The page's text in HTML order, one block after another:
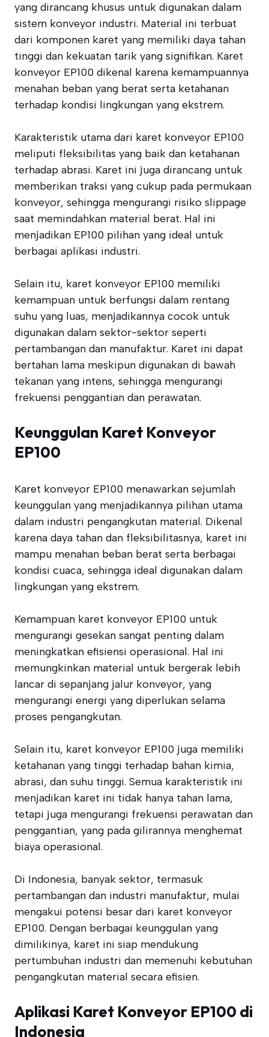
yang dirancang khusus untuk digunakan dalam
sistem konveyor industri. Material ini terbuat
dari komponen karet yang memiliki daya tahan
tinggi dan kekuatan tarik yang signifikan. Karet
konveyor EP100 dikenal karena kemampuannya
menahan beban yang berat serta ketahanan
terhadap kondisi lingkungan yang ekstrem.
Karakteristik utama dari karet konveyor EP100
meliputi fleksibilitas yang baik dan ketahanan
terhadap abrasi. Karet ini juga dirancang untuk
memberikan traksi yang cukup pada permukaan
konveyor, sehingga mengurangi risiko slippage
saat memindahkan material berat. Hal ini
menjadikan EP100 pilihan yang ideal untuk
berbagai aplikasi industri.
Selain itu, karet konveyor EP100 memiliki
kemampuan untuk berfungsi dalam rentang
suhu yang luas, menjadikannya cocok untuk
digunakan dalam sektor-sektor seperti
pertambangan dan manufaktur. Karet ini dapat
bertahan lama meskipun digunakan di bawah
tekanan yang intens, sehingga mengurangi
frekuensi penggantian dan perawatan.
Keunggulan Karet Konveyor
EP100
Karet konveyor EP100 menawarkan sejumlah
keunggulan yang menjadikannya pilihan utama
dalam industri pengangkutan material. Dikenal
karena daya tahan dan fleksibilitasnya, karet ini
mampu menahan beban berat serta berbagai
kondisi cuaca, sehingga ideal digunakan dalam
lingkungan yang ekstrem.
Kemampuan karet konveyor EP100 untuk
mengurangi gesekan sangat penting dalam
meningkatkan efisiensi operasional. Hal ini
memungkinkan material untuk bergerak lebih
lancar di sepanjang jalur konveyor, yang
mengurangi energi yang diperlukan selama
proses pengangkutan.
Selain itu, karet konveyor EP100 juga memiliki
ketahanan yang tinggi terhadap bahan kimia,
abrasi, dan suhu tinggi. Semua karakteristik ini
menjadikan karet ini tidak hanya tahan lama,
tetapi juga mengurangi frekuensi perawatan dan
penggantian, yang pada gilirannya menghemat
biaya operasional.
Di Indonesia, banyak sektor, termasuk
pertambangan dan industri manufaktur, mulai
mengakui potensi besar dari karet konveyor
EP100. Dengan berbagai keunggulan yang
dimilikinya, karet ini siap mendukung
pertumbuhan industri dan memenuhi kebutuhan
pengangkutan material secara efisien.
Aplikasi Karet Konveyor EP100 di
Indonesia